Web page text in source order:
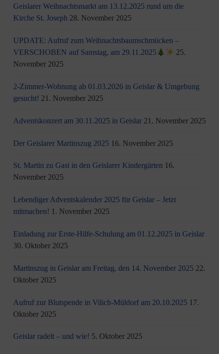
Geislarer Weihnachtsmarkt am 13.12.2025 rund um die
Kirche St. Joseph 28. November 2025
UPDATE: Aufruf zum Weihnachtsbaumschmücken –
VERSCHOBEN auf Samstag, am 29.11.2025
25.
November 2025
2-Zimmer-Wohnung ab 01.03.2026 in Geislar & Umgebung
gesucht! 21. November 2025
Adventskonzert am 30.11.2025 in Geislar 21. November 2025
Der Geislarer Martinszug 2025 16. November 2025
St. Martin zu Gast in den Geislarer Kindergärten 16.
November 2025
Lebendiger Adventskalender 2025 für Geislar – Jetzt
mitmachen! 1. November 2025
Einladung zur Erste-Hilfe-Schulung am 01.12.2025 in Geislar
30. Oktober 2025
Martinszug in Geislar am Freitag, den 14. November 2025 22.
Oktober 2025
Aufruf zur Blutspende in Vilich-Müldorf am 20.10.2025 17.
Oktober 2025
Geislar radelt – und wie! 5. Oktober 2025